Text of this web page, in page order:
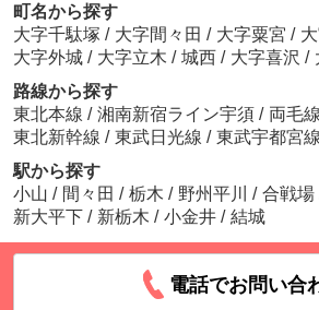
町名から探す
大字千駄塚 / 大字間々田 / 大字粟宮 /
大字外城 / 大字立木 / 城西 / 大字喜沢 /
路線から探す
東北本線 / 湘南新宿ライン宇須 / 両毛線
東北新幹線 / 東武日光線 / 東武宇都宮線
駅から探す
小山 / 間々田 / 栃木 / 野州平川 / 合戦場
新大平下 / 新栃木 / 小金井 / 結城
電話でお問い合